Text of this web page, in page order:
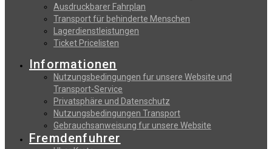
Αusdruckbarer Fahrplan
Transport für behinderte Menschen
Lagerdienstleistungen
Ticket Pricelisten
Informationen
Nutzungsbedingungen fur unsere Website und
Transport-Service
Privatsphäre und Datenschutz
Nutzungsbedingungen Transport
Gebrauchsanweisung fur unsere Website
Fremdenfuhrer